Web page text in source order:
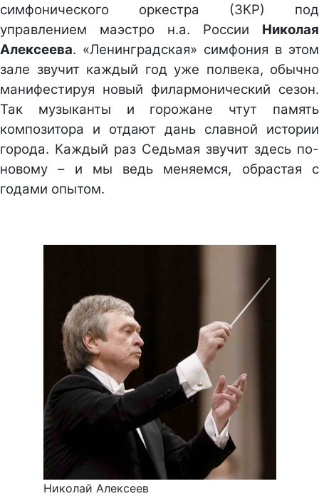
симфонического оркестра (ЗКР) под
управлением маэстро н.а. России Николая
Алексеева. «Ленинградская» симфония в этом
зале звучит каждый год уже полвека, обычно
манифестируя новый филармонический сезон.
Так музыканты и горожане чтут память
композитора и отдают дань славной истории
города. Каждый раз Седьмая звучит здесь по-
новому – и мы ведь меняемся, обрастая с
годами опытом.
Николай Алексеев